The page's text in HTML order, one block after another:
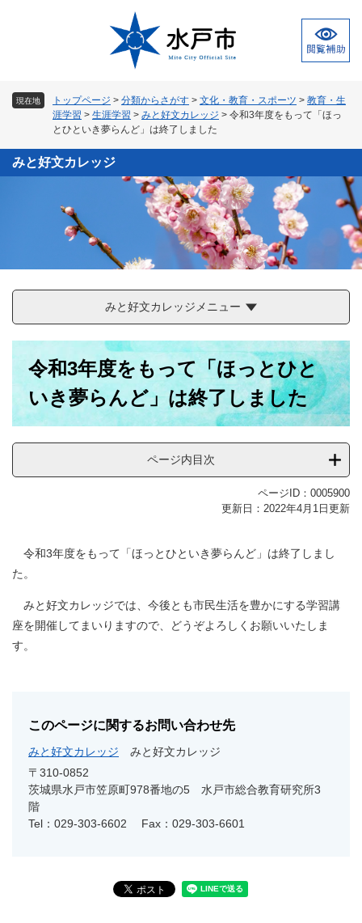
文
現在地 トップページ > 分類からさがす > 文化・教育・スポーツ > 教育・生
涯学習 > 生涯学習 > みと好文カレッジ > 令和3年度をもって「ほっ
とひといき夢らんど」は終了しました
みと好文カレッジ
みと好文カレッジメニュー
令和3年度をもって「ほっとひと
いき夢らんど」は終了しました
ページ内目次
ページID：0005900
更新日：2022年4月1日更新
令和3年度をもって「ほっとひといき夢らんど」は終了しまし
た。
みと好文カレッジでは、今後とも市民生活を豊かにする学習講
座を開催してまいりますので、どうぞよろしくお願いいたしま
す。
このページに関するお問い合わせ先
みと好文カレッジ
みと好文カレッジ
〒310-0852
茨城県水戸市笠原町978番地の5 水戸市総合教育研究所3
階
Tel：029-303-6602
Fax：029-303-6601